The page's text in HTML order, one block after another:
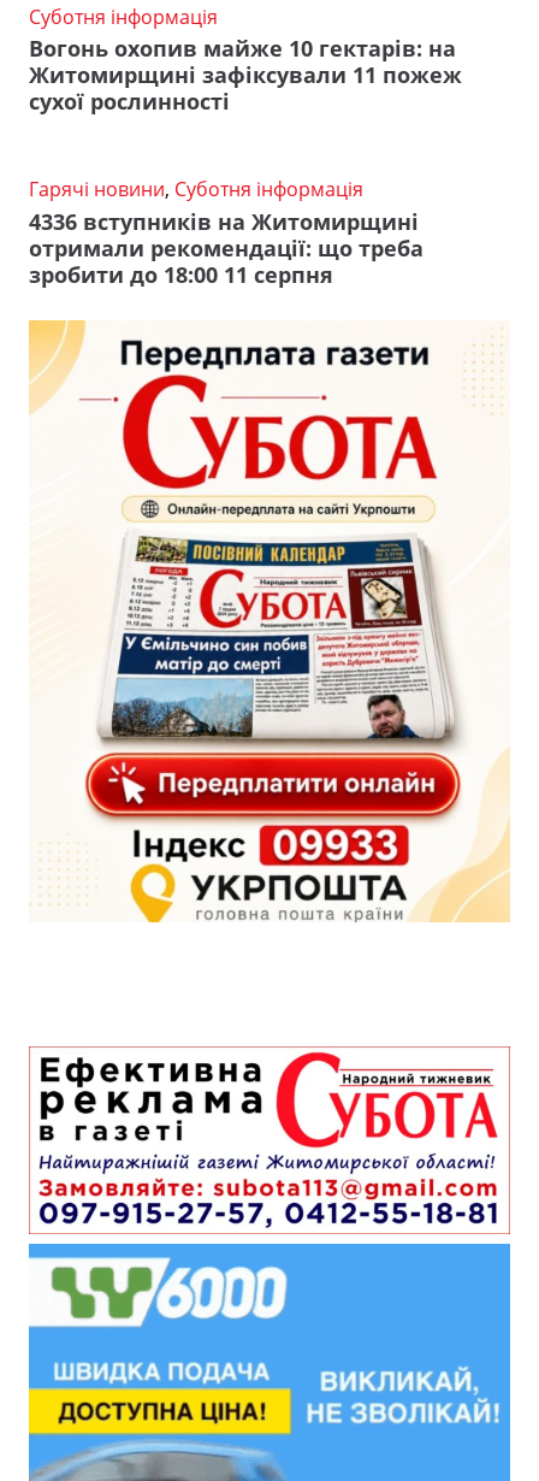
Суботня інформація
Вогонь охопив майже 10 гектарів: на
Житомирщині зафіксували 11 пожеж
сухої рослинності
Гарячі новини, Суботня інформація
4336 вступників на Житомирщині
отримали рекомендації: що треба
зробити до 18:00 11 серпня